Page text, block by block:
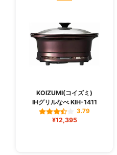
KOIZUMI(コイズミ)
IHグリルなべ KIH-1411
3.79
¥12,395